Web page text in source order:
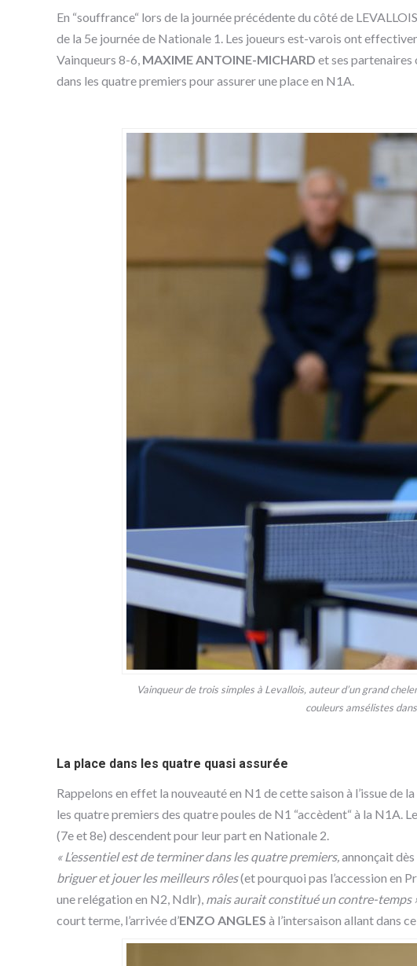
En “souffrance“ lors de la journée précédente du côté de
de la 5e journée de Nationale 1. Les joueurs est-varois ont
Vainqueurs 8-6, MAXIME ANTOINE-MICHARD et ses
dans les quatre premiers pour assurer une place en N1A.
Vainqueur de trois simples à Levallois, auteur d’un grand
couleurs amsélistes
La place dans les quatre quasi assurée
Rappelons en effet la nouveauté en N1 de cette saison à l’issue
les quatre premiers des quatre poules de N1 “accèdent“ à la N1A.
(7e et 8e) descendent pour leur part en Nationale 2.
« L’essentiel est de terminer dans les quatre premiers,annonçait
briguer et jouer les meilleurs rôles(et pourquoi pas l’accession en
une relégation en N2, Ndlr), mais aurait constitué un contre-temps
court terme, l’arrivée d’ENZO ANGLES à l’intersaison allant dans